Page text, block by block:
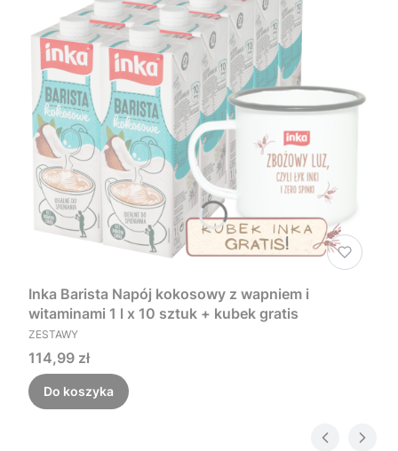
Inka Barista Napój kokosowy z wapniem i
witaminami 1 l x 10 sztuk + kubek gratis
PRODUCENT
ZESTAWY
Cena
114,99 zł
Do koszyka